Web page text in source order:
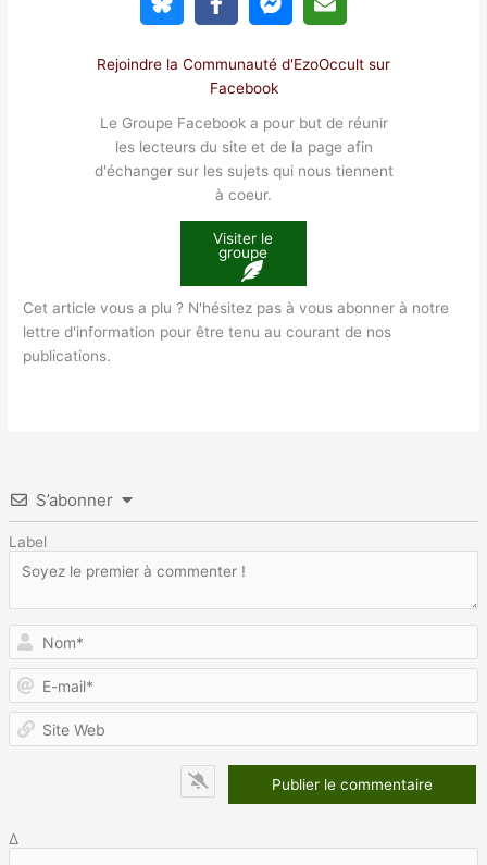
Rejoindre la Communauté d'EzoOccult sur
Facebook
Le Groupe Facebook a pour but de réunir
les lecteurs du site et de la page afin
d'échanger sur les sujets qui nous tiennent
à coeur.
Visiter le
groupe
Cet article vous a plu ? N'hésitez pas à vous abonner à notre
lettre d'information pour être tenu au courant de nos
publications.
S’abonner
Label
Δ